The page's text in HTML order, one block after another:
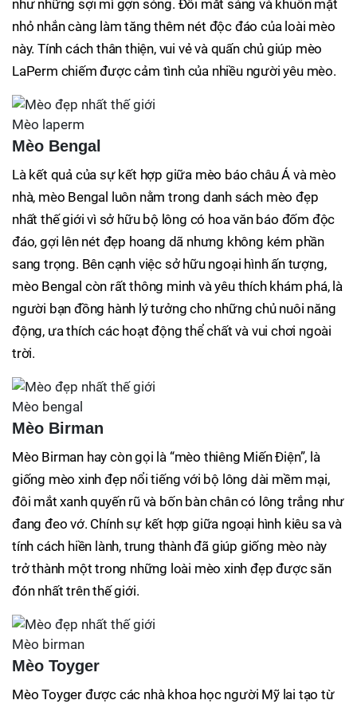
như những sợi mì gợn sóng. Đôi mắt sáng và khuôn mặt
nhỏ nhắn càng làm tăng thêm nét độc đáo của loài mèo
này. Tính cách thân thiện, vui vẻ và quấn chủ giúp mèo
LaPerm chiếm được cảm tình của nhiều người yêu mèo.
Mèo laperm
Mèo Bengal
Là kết quả của sự kết hợp giữa mèo báo châu Á và mèo
nhà, mèo Bengal luôn nằm trong danh sách mèo đẹp
nhất thế giới vì sở hữu bộ lông có hoa văn báo đốm độc
đáo, gợi lên nét đẹp hoang dã nhưng không kém phần
sang trọng. Bên cạnh việc sở hữu ngoại hình ấn tượng,
mèo Bengal còn rất thông minh và yêu thích khám phá, là
người bạn đồng hành lý tưởng cho những chủ nuôi năng
động, ưa thích các hoạt động thể chất và vui chơi ngoài
trời.
Mèo bengal
Mèo Birman
Mèo Birman hay còn gọi là “mèo thiêng Miến Điện”, là
giống mèo xinh đẹp nổi tiếng với bộ lông dài mềm mại,
đôi mắt xanh quyến rũ và bốn bàn chân có lông trắng như
đang đeo vớ. Chính sự kết hợp giữa ngoại hình kiêu sa và
tính cách hiền lành, trung thành đã giúp giống mèo này
trở thành một trong những loài mèo xinh đẹp được săn
đón nhất trên thế giới.
Mèo birman
Mèo Toyger
Mèo Toyger được các nhà khoa học người Mỹ lai tạo từ